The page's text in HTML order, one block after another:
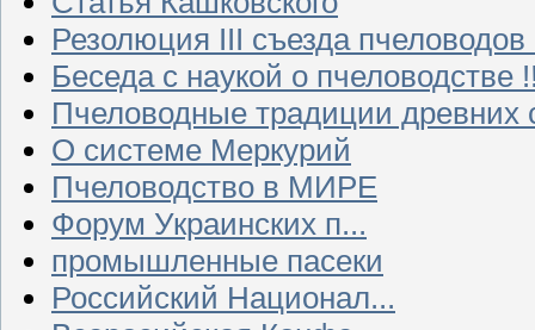
Резолюция III съезда
Беседа с наукой о пчеловодстве
Пчеловодные традиции древних
О системе Меркурий
Пчеловодство в МИРЕ
Форум Украинских п...
промышленные пасеки
Российский Национал...